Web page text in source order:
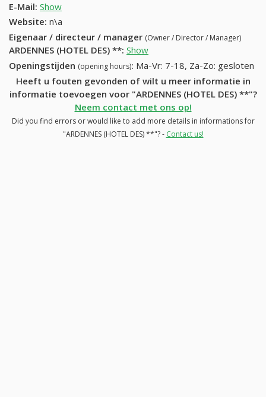
E-Mail: Show
Website: n\a
Eigenaar / directeur / manager (Owner / Director / Manager)
ARDENNES (HOTEL DES) **: Show
Openingstijden (opening hours): Ma-Vr: 7-18, Za-Zo: gesloten
Heeft u fouten gevonden of wilt u meer informatie in
informatie toevoegen voor "ARDENNES (HOTEL DES) **"?
Neem contact met ons op!
Did you find errors or would like to add more details in informations for
"ARDENNES (HOTEL DES) **"? - Contact us!